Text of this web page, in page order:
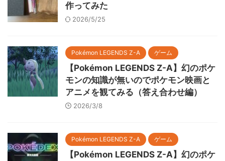
作ってみた
2026/5/25
Pokémon LEGENDS Z-A ゲーム
【Pokémon LEGENDS Z-A】幻のポケ
モンの知識が無いのでポケモン映画と
アニメを観てみる（答え合わせ編）
2026/3/8
Pokémon LEGENDS Z-A ゲーム
【Pokémon LEGENDS Z-A】幻のポケ